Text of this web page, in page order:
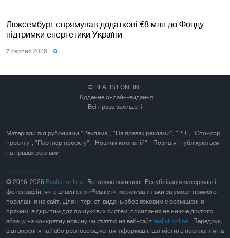
Люксембург спрямував додаткові €8 млн до Фонду
підтримки енергетики України
7 серпня 2026
© REALIST.ONLINE
Щоденне онлайн-видання
Всі права захищені
Матеріали під рубриками "Реклама", "На правах реклами", "PR", "Спонсор
проекту", "Партнер проекту", "Новини компаній", "Позиція" публікуються
на правах реклами
Карта сайта
© 2016-2026 Realist.online . Всі права захищені. Републікація матеріалів і
фотографій, які є власністю «Реаліст», можлива тільки за умови прямого
посилання на сайт. Для інтернет-видань обов'язковим є розміщення
прямим, відкритим для пошукових систем, посилання не нижче другого
абзацу на конкретну новину чи статтю на веб-сайт realist.online . Передрук,
відтворення та / або розповсюдження інформації, що містить посилання на